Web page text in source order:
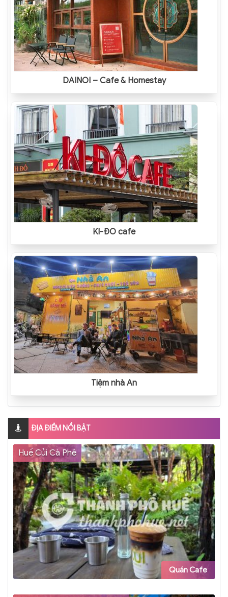
DAINOI – Cafe & Homestay
KI-ĐÔ cafe
Tiệm nhà An
ĐỊA ĐIỂM NỔI BẬT
Huế Củi Cà Phê
Quán Cafe